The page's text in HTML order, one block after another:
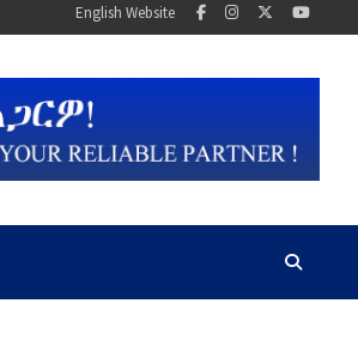
English Website